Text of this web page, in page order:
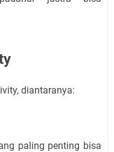
diantaranya:
paling penting bisa